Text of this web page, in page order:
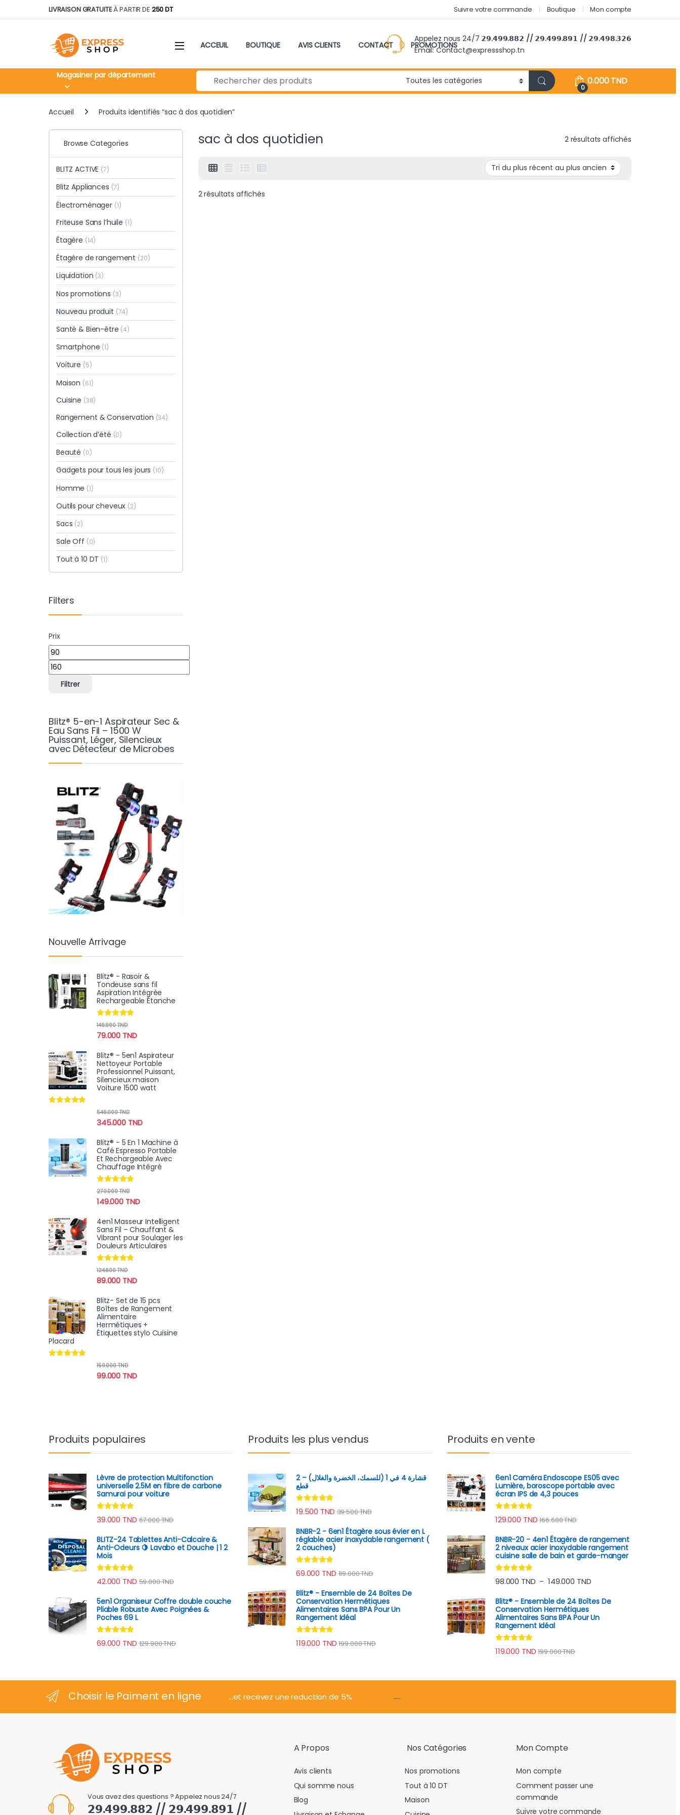
Skip to navigation
Skip to contentLIVRAISON GRATUITEÀ PARTIR DE 250 DT Suivre votre commande Boutique Mon compte
ACCEUIL BOUTIQUE AVIS CLIENTS CONTACT PROMOTIONS
Appelez nous 24/7 𝟮𝟵.𝟰𝟵𝟵.𝟴𝟴𝟮 // 𝟮𝟵.𝟰𝟵𝟵.𝟴𝟵𝟭 // 𝟮𝟵.𝟰𝟵𝟴.𝟯𝟮𝟲
Email: Contact@expressshop.tn
Magasiner par département Search for:
0
0.000TND
Accueil Produits identifiés “sac à dos quotidien”
sac à dos quotidien 2 résultats affichés
2 résultats affichésTrié du plus récent au plus ancien
Browse Categories
BLITZ ACTIVE (7)
Blitz Appliances (7)
Électroménager (1)
Friteuse Sans l’huile (1)
Étagère (14)
Étagère de rangement (20)
Liquidation (3)
Nos promotions (3)
Nouveau produit (74)
Santé & Bien-être (4)
Smartphone (1)
Voiture (5)
Maison (61)
Cuisine (38)
Rangement & Conservation (34)
Collection d’été (0)
Beauté (0)
Gadgets pour tous les jours (10)
Homme (1)
Outils pour cheveux (2)
Sacs (2)
Sale Off (0)
Tout à 10 DT (1)
Filters
Prix
Prix min
Prix max
Filtrer
Blitz® 5-en-1 Aspirateur Sec &
Eau Sans Fil – 1500 W
Puissant, Léger, Silencieux
avec Détecteur de Microbes
Nouvelle Arrivage
Blitz® - Rasoir &
Tondeuse sans fil
Aspiration Intégrée
Rechargeable Étanche
Note4.75
79.000 TND
149.990TND
Blitz® - 5en1 Aspirateur
Nettoyeur Portable
Professionnel Puissant,
Silencieux maison
Voiture 1500 watt
345.000 TND
546.000TND
Blitz® - 5 En 1 Machine à
Café Espresso Portable
Et Rechargeable Avec
Chauffage Intégré
Note4.78
149.000 TND
270.000TND
4en1 Masseur Intelligent
Sans Fil – Chauffant &
Vibrant pour Soulager les
Douleurs Articulaires
Note4.67
89.000 TND
124.600TND
Blitz- Set de 15 pcs
Boîtes de Rangement
Alimentaire
Hermétiques +
Étiquettes stylo Cuisine
Placard
99.000 TND
159.000TND
Produits populaires
Lèvre de protection Multifonction
universelle 2.5M en fibre de carbone
Samurai pour voiture
Note4.78
sur 5
39.000 TND 67.000TND
BLITZ-24 Tablettes Anti-Calcaire &
Anti-Odeurs 🍋 Lavabo et Douche | 1 2
Mois
Note4.70
sur 5
42.000 TND 59.000TND
5en1 Organiseur Coffre double couche
Pliable Robuste Avec Poignées &
Poches 69 L
Note4.69
sur 5
69.000 TND 129.900TND
Produits les plus vendus
قشارة 4 في 1 (للسمك، الخضرة والغلال) – 2
قطع
Note4.89
sur 5
19.500 TND 39.500TND
BNBR-2 - 6en1 Étagère sous évier en L
réglable acier inoxydable rangement (
2 couches)
Note4.79
sur 5
69.000 TND 119.000TND
Blitz® - Ensemble de 24 Boîtes De
Conservation Hermétiques
Alimentaires Sans BPA Pour Un
Rangement Idéal
Note4.74
sur 5
119.000 TND 199.000TND
Produits en vente
6en1 Caméra Endoscope ES05 avec
Lumière, boroscope portable avec
écran IPS de 4,3 pouces
Note4.67
sur 5
129.000 TND 166.600TND
BNBR-20 - 4en1 Étagère de rangement
2 niveaux acier inoxydable rangement
cuisine salle de bain et garde-manger
Note4.65
sur 5
98.000 TND – 149.000 TNDPlage de prix : 98.000
Blitz® - Ensemble de 24 Boîtes De
Conservation Hermétiques
Alimentaires Sans BPA Pour Un
Rangement Idéal
Note4.74
sur 5
119.000 TND 199.000TND
Choisir le Paiment en ligne ...et recevez une reduction de 5% .....
Vous avez des questions ? Appelez nous 24/7
𝟮𝟵.𝟰𝟵𝟵.𝟴𝟴𝟮 // 𝟮𝟵.𝟰𝟵𝟵.𝟴𝟵𝟭 //
A Propos
Avis clients
Qui somme nous
Blog
Nos Catégories
Nos promotions
Tout à 10 DT
Maison
Mon Compte
Mon compte
Comment passer une
commande
Suivre votre commande